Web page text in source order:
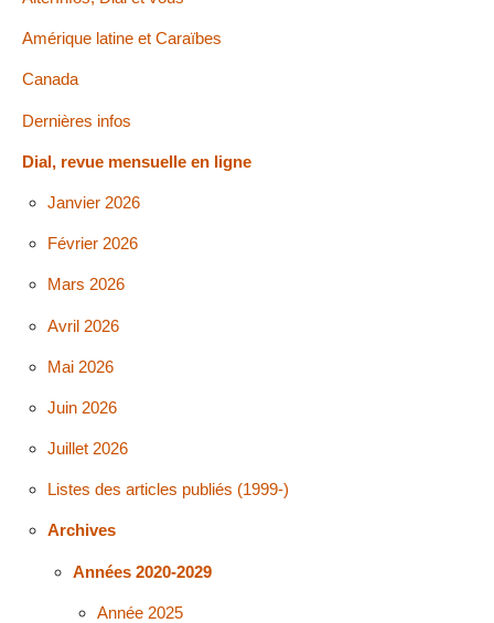
Amérique latine et Caraïbes
Canada
Dernières infos
Dial, revue mensuelle en ligne
Janvier 2026
Février 2026
Mars 2026
Avril 2026
Mai 2026
Juin 2026
Juillet 2026
Listes des articles publiés (1999-)
Archives
Années 2020-2029
Année 2025